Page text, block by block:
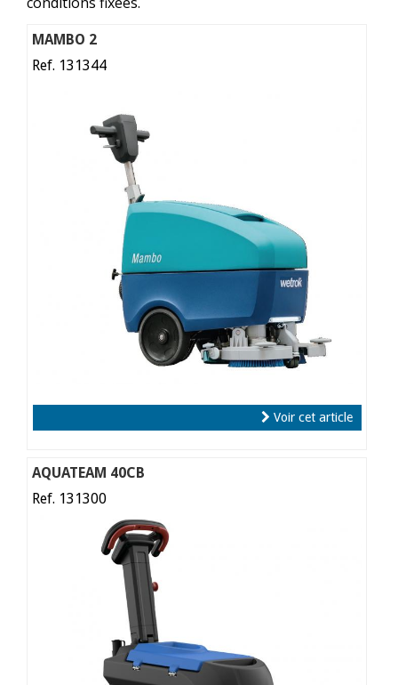
MAMBO 2
Ref. 131344
Voir cet article
AQUATEAM 40CB
Ref. 131300